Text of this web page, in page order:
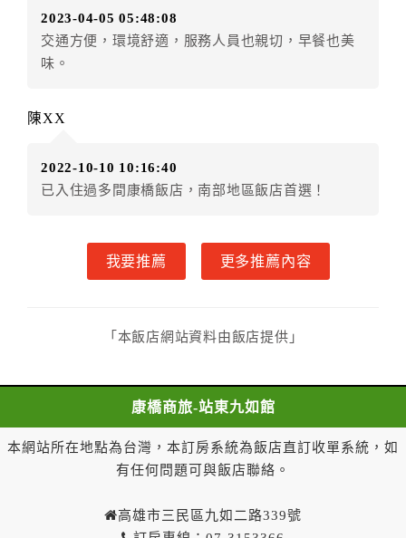
另有約定者，從其約定。
第五條（付款方式）
第六條（定金或預收房價總金額之收取）
總金額。
還已繳之定金或預收房價總金額：
(一) 預收約定房價總金額者，依比例退還預收約定房價
一、甲方解約通知於預定住宿日前第三日以前到達者，
者，乙方應退還預收約定房價總金額百分之五十。
知者，乙方得不退還預收約定房價總金額。
(二) 一年內保留已付金額作為日後消費折抵使用：
乙方於一年內保留已付金額作為甲方日後消費折抵使
用。乙方不得對甲方已付金額的折抵使用作不合理之限
2023-04-05 05:48:08
交通方便，環境舒適，服務人員也親切，早餐也美
味。
陳XX
2022-10-10 10:16:40
已入住過多間康橋飯店，南部地區飯店首選！
我要推薦 更多推薦內容
「本飯店網站資料由飯店提供」
康橋商旅-站東九如館
本網站所在地點為台灣，本訂房系統為飯店直訂收單系統，如
有任何問題可與飯店聯絡。
高雄市三民區九如二路339號